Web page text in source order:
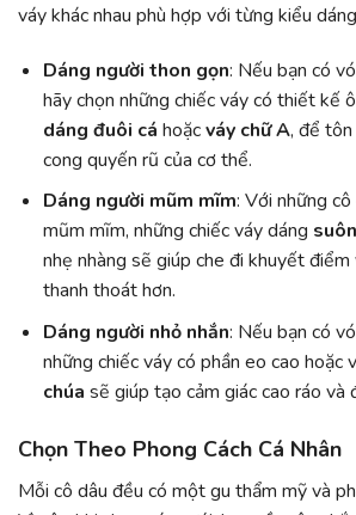
váy khác nhau phù hợp với từng kiểu
Dáng người thon gọn: Nếu bạn có
hãy chọn những chiếc váy có thiết kế
dáng đuôi cá hoặcváy chữ A, để
cong quyến rũ của cơ thể.
Dáng người mũm mĩm: Với những
mũm mĩm, những chiếc váy dáng
nhẹ nhàng sẽ giúp che đi khuyết
thanh thoát hơn.
Dáng người nhỏ nhắn: Nếu bạn có
những chiếc váy có phần eo cao hoặc
chúa sẽ giúp tạo cảm giác cao ráo và
Chọn Theo Phong Cách Cá Nhân
Mỗi cô dâu đều có một gu thẩm mỹ và